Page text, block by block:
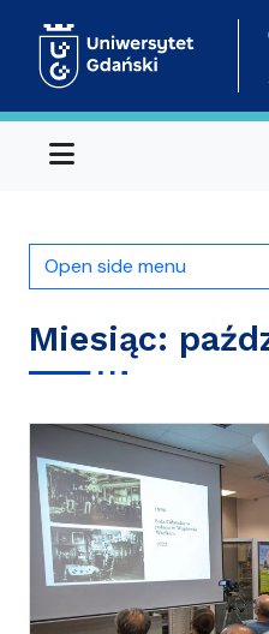
Menu
Open side menu
Miesiąc: